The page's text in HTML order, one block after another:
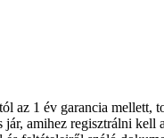
az 1 év garancia mellett,
jár, amihez regisztrálni kell